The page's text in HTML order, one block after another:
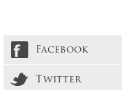
Facebook
Twitter